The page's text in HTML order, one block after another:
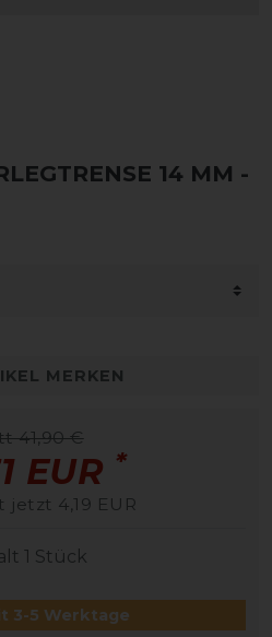
14 MM -
MERKEN
41,90 €
EUR *
jetzt 4,19 EUR
1 Stück
3-5 Werktage